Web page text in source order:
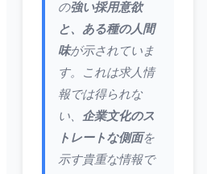
の強い採用意欲
と、ある種の人間
味が示されていま
す。これは求人情
報では得られな
い、 企業文化のス
トレートな側面を
示す貴重な情報で